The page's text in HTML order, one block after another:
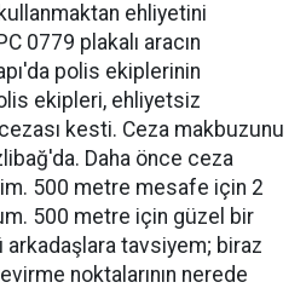
ehliyetini
0779 plakalı aracın
polis ekiplerinin
ekipleri, ehliyetsiz
kesti. Ceza makbuzunu
Daha önce ceza
500 metre mesafe için 2
500 metre için güzel bir
tavsiyem; biraz
noktalarının nerede